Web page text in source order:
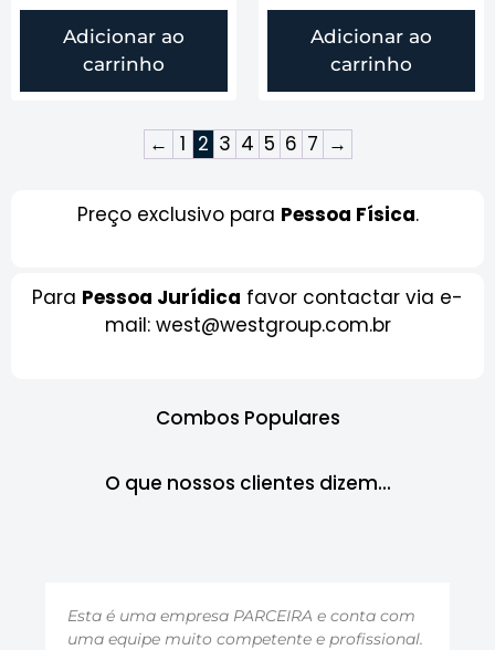
Adicionar ao
carrinho
Adicionar ao
carrinho
← 1 2 3 4 5 6 7 →
Preço exclusivo para Pessoa Física.
Para Pessoa Jurídica favor contactar via e-
mail: west@westgroup.com.br
Combos Populares
O que nossos clientes dizem...​
Esta é uma empresa PARCEIRA e conta com
uma equipe muito competente e profissional.